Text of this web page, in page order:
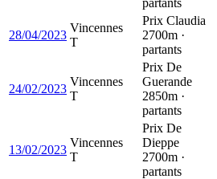
28/04/2023
Vincennes
T
Prix Claudia
2700m ·
partants
24/02/2023
Vincennes
T
Prix De
Guerande
2850m ·
partants
13/02/2023
Vincennes
T
Prix De
Dieppe
2700m ·
partants